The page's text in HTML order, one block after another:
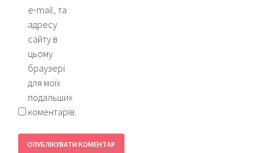
e-mail, та
адресу
сайту в
цьому
браузері
для моїх
подальших
коментарів.